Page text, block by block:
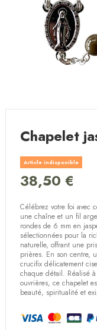
Chapelet
Article indisponible
38,50 €
Célébrez votre foi avec
une chaîne et un fil
rondes de 6 mm en
sélectionnées pour la
naturelle, offrant une
prières. En son centre,
crucifix délicatement
chaque détail. Réalisé
ouvrières, ce chapelet
beauté, spiritualité et